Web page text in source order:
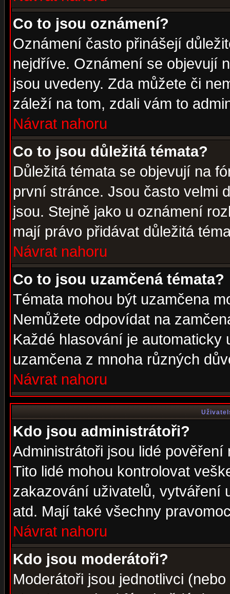
Co to jsou oznámení?
Oznámení často přinášejí
nejdříve. Oznámení se objevují
jsou uvedeny. Zda můžete či
záleží na tom, zdali vám to
Návrat nahoru
Co to jsou důležitá témata?
Důležitá témata se objevují na
první stránce. Jsou často velmi
jsou. Stejně jako u oznámení
mají právo přidávat důležitá
Návrat nahoru
Co to jsou uzamčená témata?
Témata mohou být uzamčena
Nemůžete odpovídat na
Každé hlasování je automaticky
uzamčena z mnoha různých
Návrat nahoru
Kdo jsou administrátoři?
Administrátoři jsou lidé
Tito lidé mohou kontrolovat
zakazování uživatelů, vytváření
atd. Mají také všechny
Návrat nahoru
Kdo jsou moderátoři?
Moderátoři jsou jednotlivci